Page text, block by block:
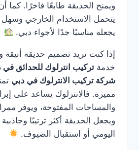
ويمنح الحديقة طابعًا فاخرًا. كما
يتحمل الاستخدام الخارجي وسهل
يجعله مناسبًا جدًا لأجواء دبي.
إذا كنت تريد تصميم حديقة أنيقة
خدمة تركيب انترلوك للحدائق في
شركة تركيب الانترلوك في دبي
مميزة. فالانترلوك يساعد على
والمساحات المفتوحة، ويوفر
ويجعل الحديقة أكثر ترتيبًا
اليومي أو استقبال الضيوف.